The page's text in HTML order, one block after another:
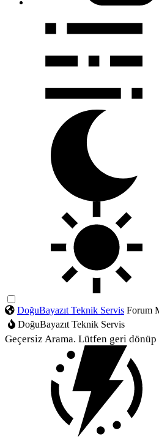
DoğuBayazıt Teknik Servis Forum
DoğuBayazıt Teknik Servis
Geçersiz Arama. Lütfen geri